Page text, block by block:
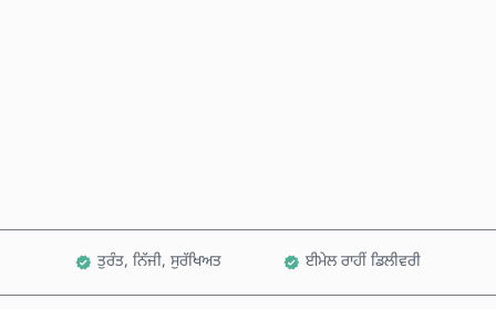
ਤੁਰੰਤ, ਨਿੱਜੀ, ਸੁਰੱਖਿਅਤ ਈਮੇਲ ਰਾਹੀਂ ਡਿਲੀਵਰੀ